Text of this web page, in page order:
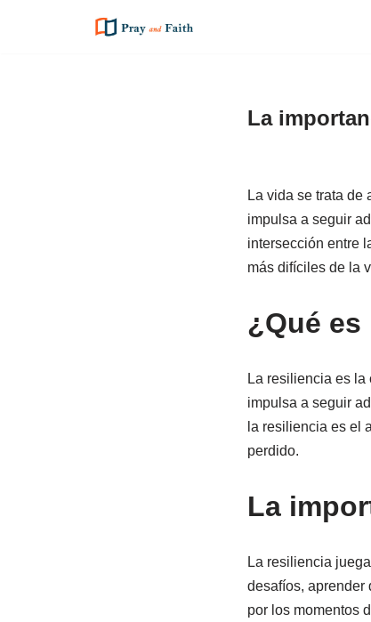
La
La vida se trata de
impulsa a seguir
intersección entre
más difíciles de la
¿Qué
La resiliencia es
impulsa a seguir
la resiliencia es el
perdido.
La
La resiliencia
desafíos, aprender
por los momentos